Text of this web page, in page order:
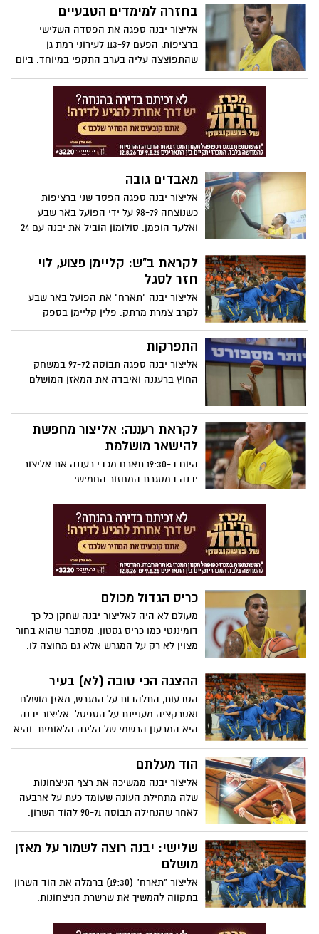
תצא יבנה לכפר בלום למשחק מול גליל עליון
בחזרה למימדים הטבעיים
אליצור יבנה ספגה את הפסדה השלישי
ברציפות, הפעם 113-97 לעירוני רמת גן
שהתפוצצה עליה בערב התקפי במיוחד. ביום
גלבוע החזקה. בהצלחה
מאבדים גובה
אליצור יבנה ספגה הפסד שני ברציפות
כשנוצחה 98-79 על ידי הפועל באר שבע
ואלעד הופמן. סולומון הוביל את יבנה עם 24
גן המשתפרת
לקראת ב"ש: קליימן פצוע, לוי
חזר לסגל
אליצור יבנה "תארח" את הפועל באר שבע
לקרב צמרת מרתק. פלין קליימן בספק
למשחק. הסנטר יחזור לסגל הקבוצה
התפרקות
אליצור יבנה ספגה תבוסה 97-72 במשחק
החוץ ברעננה ואיבדה את המאזן המושלם
לקראת רעננה: אליצור מחפשת
להישאר מושלמת
היום ב-19:30 תארח מכבי רעננה את אליצור
יבנה במסגרת המחזור החמישי
כריס הגדול מכולם
מעולם לא היה לאליצור יבנה שחקן כל כך
דומיננטי כמו כריס גסטון. מסתבר שהוא בחור
מצוין לא רק על המגרש אלא גם מחוצה לו.
עם עזריאל והקרבה לתל אביב. בסוף זה עוד
ההצגה הכי טובה (לא) בעיר
הטבעות, התלהבות על המגרש, מאזן מושלם
ואטרקציה מעניינת על הספסל. אליצור יבנה
היא המרענן הרשמי של הליגה הלאומית. והיא
אישית/ ארז זנו
הוד מעלתם
אליצור יבנה ממשיכה את רצף הניצחונות
שלה מתחילת העונה שעומד כעת על ארבעה
לאחר שהנחילה תבוסה 90-71 להוד השרון.
חוץ קשה
שלישי: יבנה רוצה לשמור על מאזן
מושלם
אליצור "תארח" (19:30) ברמלה את הוד השרון
בתקווה להמשיך את שרשרת הניצחונות.